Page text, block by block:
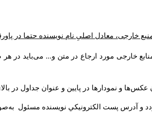
خارجی، معادل اصلیِ نام نویسنده حتما در
خارجی مورد ارجاع در متن و... می‌باید
و نمودارها در پایین و عنوان جداول در
و آدرس پست الكترونيكي نويسنده مسئول